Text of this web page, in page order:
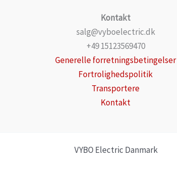
Kontakt
salg@vyboelectric.dk
+49 15123569470
Generelle forretningsbetingelser
Fortrolighedspolitik
Transportere
Kontakt
VYBO Electric Danmark